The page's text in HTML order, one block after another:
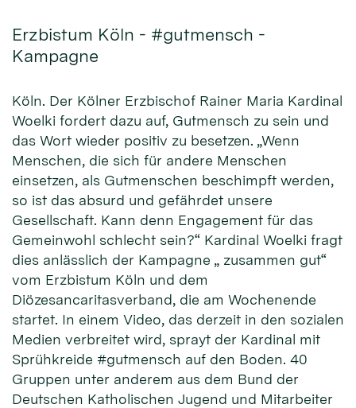
Erzbistum Köln - #gutmensch -
Kampagne
Köln. Der Kölner Erzbischof Rainer Maria Kardinal
Woelki fordert dazu auf, Gutmensch zu sein und
das Wort wieder positiv zu besetzen. „Wenn
Menschen, die sich für andere Menschen
einsetzen, als Gutmenschen beschimpft werden,
so ist das absurd und gefährdet unsere
Gesellschaft. Kann denn Engagement für das
Gemeinwohl schlecht sein?“ Kardinal Woelki fragt
dies anlässlich der Kampagne „ zusammen gut“
vom Erzbistum Köln und dem
Diözesancaritasverband, die am Wochenende
startet. In einem Video, das derzeit in den sozialen
Medien verbreitet wird, sprayt der Kardinal mit
Sprühkreide #gutmensch auf den Boden. 40
Gruppen unter anderem aus dem Bund der
Deutschen Katholischen Jugend und Mitarbeiter